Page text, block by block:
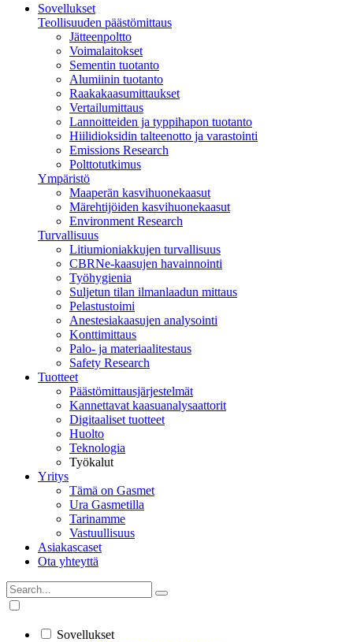
Sovellukset
Teollisuuden päästömittaus
Jätteenpoltto
Voimalaitokset
Sementin tuotanto
Alumiinin tuotanto
Raakakaasumittaukset
Vertailumittaus
Lannoitteiden ja typpihapon tuotanto
Hiilidioksidin talteenotto ja varastointi
Emissions Research
Polttotutkimus
Ympäristö
Maaperän kasvihuonekaasut
Märehtijöiden kasvihuonekaasut
Environment Research
Turvallisuus
Litiumioniakkujen turvallisuus
CBRNe-kaasujen havainnointi
Työhygienia
Suljetun tilan ilmanlaadun mittaus
Pelastustoimi
Anestesiakaasujen analysointi
Konttimittaus
Palo- ja materiaalitestaus
Safety Research
Tuotteet
Päästömittausjärjestelmät
Kannettavat kaasuanalysaattorit
Digitaaliset tuotteet
Huolto
Teknologia
Työkalut
Yritys
Tämä on Gasmet
Ura Gasmetilla
Tarinamme
Vastuullisuus
Asiakascaset
Ota yhteyttä
Sovellukset